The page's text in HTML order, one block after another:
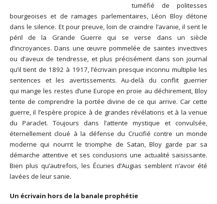
tuméfié de politesses
bourgeoises et de ramages parlementaires, Léon Bloy détone
dans le silence. Et pour preuve, loin de craindre l’avanie, il sent le
péril de la Grande Guerre qui se verse dans un siècle
d’incroyances. Dans une œuvre pommelée de saintes invectives
ou d’aveux de tendresse, et plus précisément dans son journal
qu’il tient de 1892 à 1917, l’écrivain presque inconnu multiplie les
sentences et les avertissements. Au-delà du conflit guerrier
qui mange les restes d’une Europe en proie au déchirement, Bloy
tente de comprendre la portée divine de ce qui arrive. Car cette
guerre, il l’espère propice à de grandes révélations et à la venue
du Paraclet. Toujours dans l’attente mystique et convulsée,
éternellement cloué à la défense du Crucifié contre un monde
moderne qui nourrit le triomphe de Satan, Bloy garde par sa
démarche attentive et ses conclusions une actualité saisissante.
Bien plus qu’autrefois, les Écuries d’Augias semblent n’avoir été
lavées de leur sanie.
Un écrivain hors de la banale prophétie